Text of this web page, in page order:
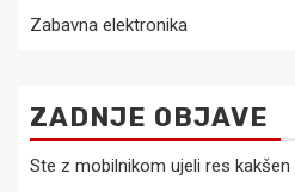
Zabavna elektronika
ZADNJE OBJAVE
Ste z mobilnikom ujeli res